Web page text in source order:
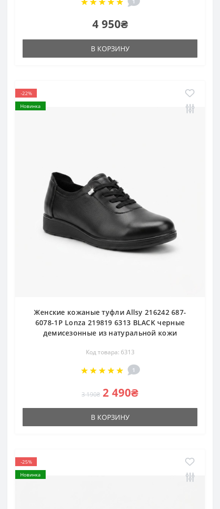
4 950₴
В КОРЗИНУ
-22%
Новинка
Женские кожаные туфли Allsy 216242 687-
6078-1P Lonza 219819 6313 BLACK черные
демисезонные из натуральной кожи
Код товара: 6313
1
3 190₴ 2 490₴
В КОРЗИНУ
-25%
Новинка